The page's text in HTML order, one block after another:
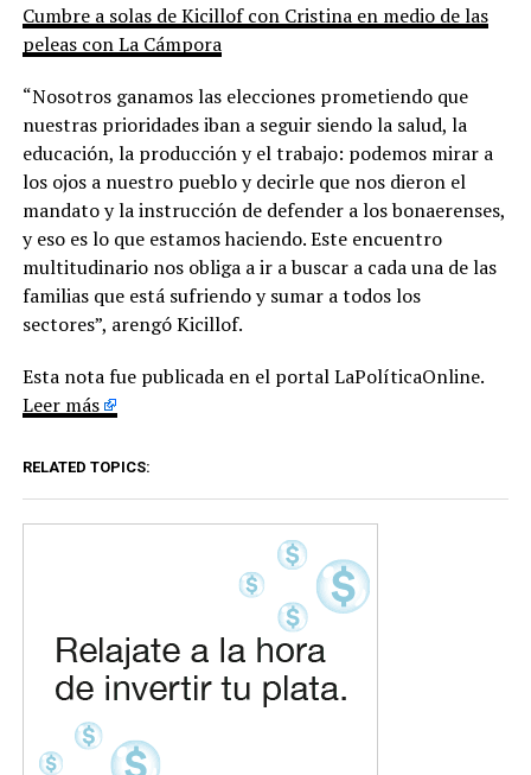
Cumbre a solas de Kicillof con Cristina en medio de las
peleas con La Cámpora
“Nosotros ganamos las elecciones prometiendo que
nuestras prioridades iban a seguir siendo la salud, la
educación, la producción y el trabajo: podemos mirar a
los ojos a nuestro pueblo y decirle que nos dieron el
mandato y la instrucción de defender a los bonaerenses,
y eso es lo que estamos haciendo. Este encuentro
multitudinario nos obliga a ir a buscar a cada una de las
familias que está sufriendo y sumar a todos los
sectores”, arengó Kicillof.
Esta nota fue publicada en el portal LaPolíticaOnline.
Leer más
RELATED TOPICS: